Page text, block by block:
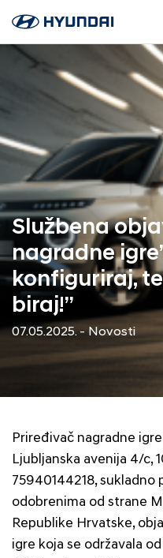
Službena
nagradne
konfiguriraj,
biraj!”
07.05.2025. - Novosti
Priređivač nagradne
Ljubljanska avenija 4/c,
75940144218, sukladno
odobrenima od strane
Republike Hrvatske,
igre koja se održavala